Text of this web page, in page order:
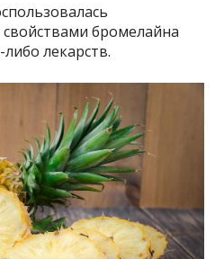
бромелайна
лекарств.